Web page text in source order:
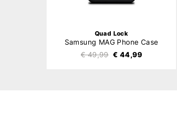
Quad Lock
Samsung MAG Phone Case
€ 49,99 € 44,99